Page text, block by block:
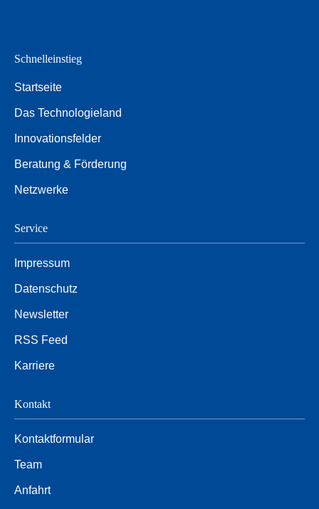
Schnelleinstieg
Startseite
Das Technologieland
Innovationsfelder
Beratung & Förderung
Netzwerke
Service
Impressum
Datenschutz
Newsletter
RSS Feed
Karriere
Kontakt
Kontaktformular
Team
Anfahrt